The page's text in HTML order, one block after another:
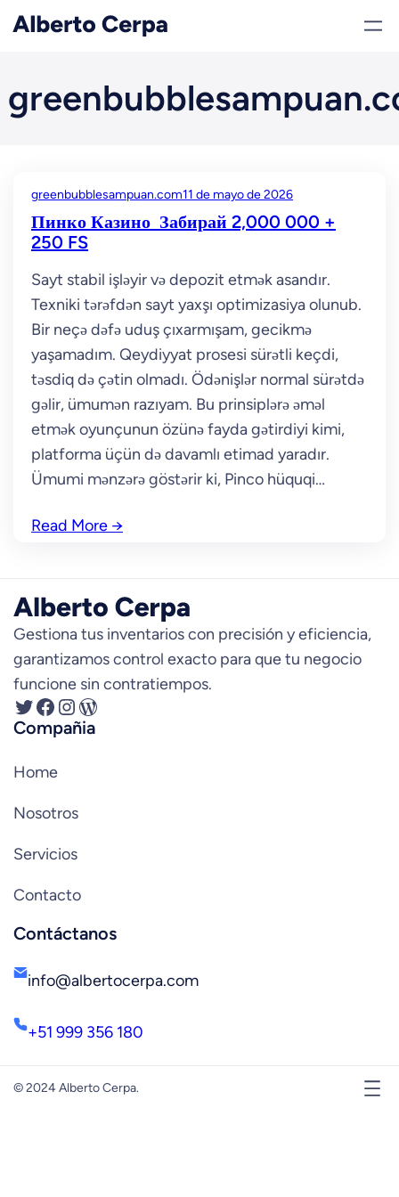
Saltar
greenbubblesampuan.com11 de mayo de 2026
Пинко Казино ️ Забирай 2,000 000 +
250 FS
Sayt stabil işləyir və depozit etmək asandır.
Texniki tərəfdən sayt yaxşı optimizasiya olunub.
Bir neçə dəfə uduş çıxarmışam, gecikmə
yaşamadım. Qeydiyyat prosesi sürətli keçdi,
təsdiq də çətin olmadı. Ödənişlər normal sürətdə
gəlir, ümumən razıyam. Bu prinsiplərə əməl
etmək oyunçunun özünə fayda gətirdiyi kimi,
platforma üçün də davamlı etimad yaradır.
Ümumi mənzərə göstərir ki, Pinco hüquqi…
Read More →
Gestiona tus inventarios con precisión y eficiencia,
garantizamos control exacto para que tu negocio
funcione sin contratiempos.
Twitter Facebook InstagramWordPress
Compañia
Home
Nosotros
Servicios
Contacto
Contáctanos
info@albertocerpa.com
+51 999 356 180
© 2024 Alberto Cerpa.